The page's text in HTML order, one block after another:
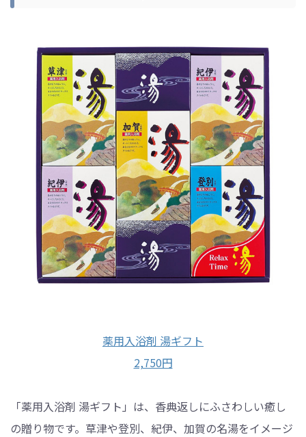
薬用入浴剤 湯ギフト
2,750円
「薬用入浴剤 湯ギフト」は、香典返しにふさわしい癒し
の贈り物です。草津や登別、紀伊、加賀の名湯をイメージ